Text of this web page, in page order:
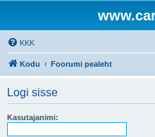
KKK
Kodu Foorumi pealeht
Logi sisse
Kasutajanimi: